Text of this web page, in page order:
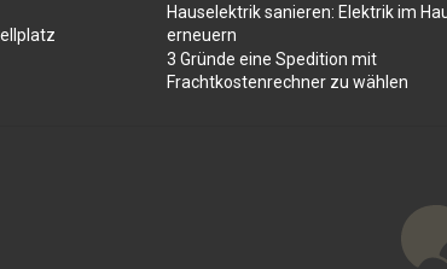
Hauselektrik sanieren: Elektrik im
erneuern
3 Gründe eine Spedition mit
Frachtkostenrechner zu wählen